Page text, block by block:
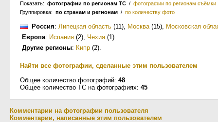
Показать: фотографии по регионам ТС / фотографии по регионам съёмки
Группировка: по странам и регионам / по количеству фото
Россия: Липецкая область (11), Москва(15), Московская
Европа: Испания (2), Чехия (1).
Другие регионы: Кипр (2).
Найти все фотографии, сделанные этим пользователем
Общее количество фотографий: 48
Общее количество ТС на фотографиях: 45
Комментарии на фотографии пользователя
Комментарии, написанные этим пользователем